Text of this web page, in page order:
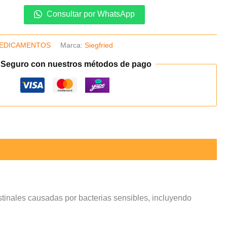
Consultar por WhatsApp
Marca:Siegfried
con nuestros métodos de pago
causadas por bacterias sensibles, incluyendo